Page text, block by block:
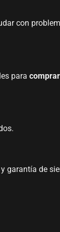
con
para
garantía de